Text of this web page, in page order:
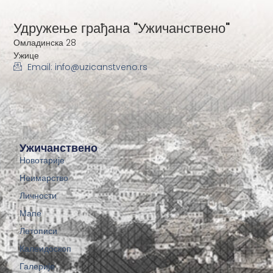
Ужичанствено
Новотарије
Неимарство
Личности
Мапе
Летописи
Калеидоскоп
Галерије
Удружење грађана "Ужичанствено"
Омладинска 28
Ужице
Email: info@uzicanstveno.rs